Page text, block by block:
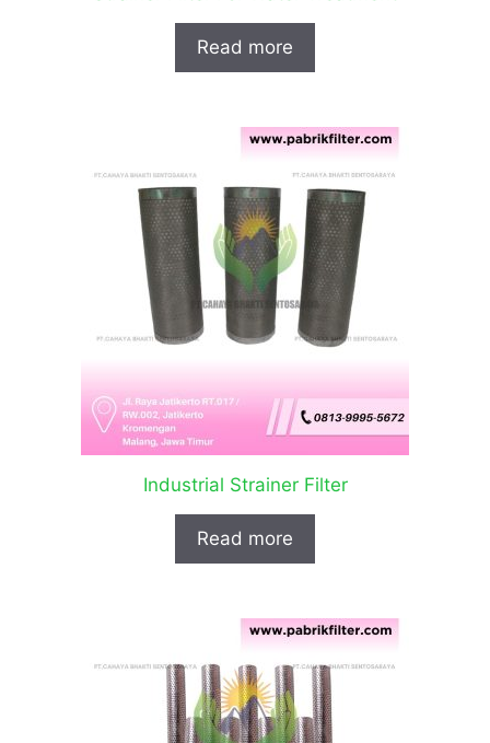
Read more
Industrial Strainer Filter
Read more